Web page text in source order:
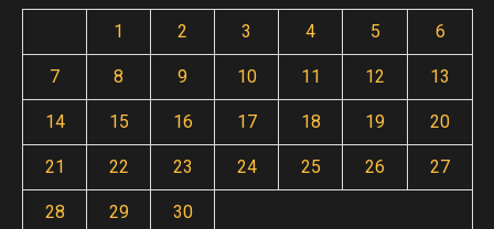
1 2 3 4 5 6
7 8 9 10 11 12 13
14 15 16 17 18 19 20
21 22 23 24 25 26 27
28 29 30